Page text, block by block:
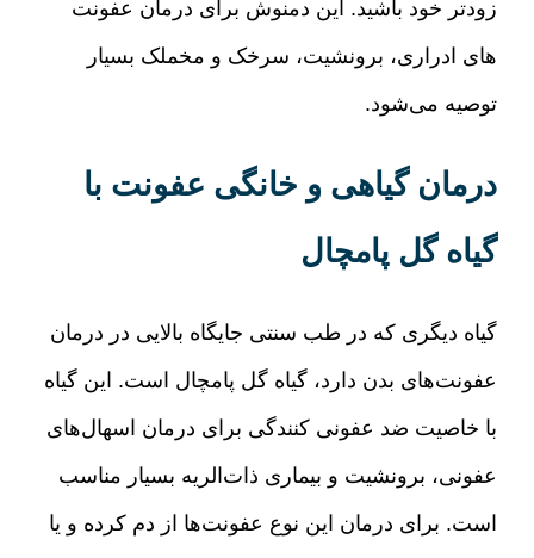
زودتر خود باشید. این دمنوش برای درمان عفونت
های ادراری، برونشیت، سرخک و مخملک بسیار
توصیه می‌شود.
درمان گیاهی و خانگی عفونت با
گیاه گل پامچال
گیاه دیگری که در طب سنتی جایگاه بالایی در درمان
عفونت‌های بدن دارد، گیاه گل پامچال است. این گیاه
با خاصیت ضد عفونی کنندگی برای درمان اسهال‌های
عفونی، برونشیت و بیماری ذات‌الریه بسیار مناسب
است. برای درمان این نوع عفونت‌ها از دم کرده و یا